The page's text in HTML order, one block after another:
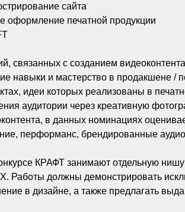
сайта
оформление печатной продукции
связанных с созданием
навыки и мастерство в продакшене
идеи которых реализованы в
аудитории через креативную
в данных номинациях
перформанс, брендированные
КРАФТ занимают отдельную
Работы должны демонстрировать
в дизайне, а также предлагать